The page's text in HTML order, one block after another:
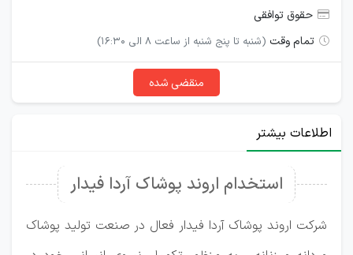
حقوق توافقی
تمام وقت (شنبه تا پنج شنبه از ساعت 8 الی 16:30)
منقضی شده
اطلاعات بیشتر
استخدام اروند پوشاک آردا فیدار
شرکت اروند پوشاک آردا فیدار فعال در صنعت تولید پوشاک